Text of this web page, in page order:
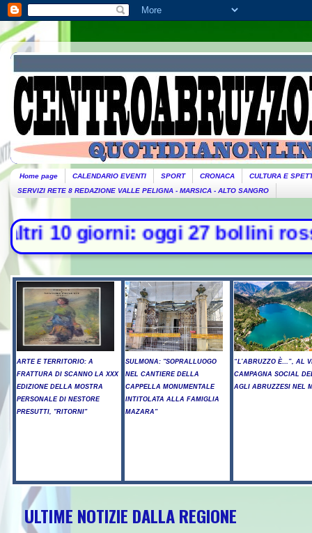
Home page CALENDARIO EVENTI SPORT CRONACA
CULTURA E
SERVIZI RETE 8 REDAZIONE VALLE PELIGNA - MARSICA - ALTO SANGRO
oggi 27 bollini rossi,
ARTE E TERRITORIO: A
FRATTURA DI SCANNO LA XXX
EDIZIONE DELLA MOSTRA
PERSONALE DI NESTORE
PRESUTTI, "RITORNI"
SULMONA: "SOPRALLUOGO
NEL CANTIERE DELLA
CAPPELLA MONUMENTALE
INTITOLATA ALLA FAMIGLIA
MAZARA"
“L’ABRUZZO È…”, AL
CAMPAGNA SOCIAL
AGLI ABRUZZESI NEL
ULTIME NOTIZIE DALLA REGIONE